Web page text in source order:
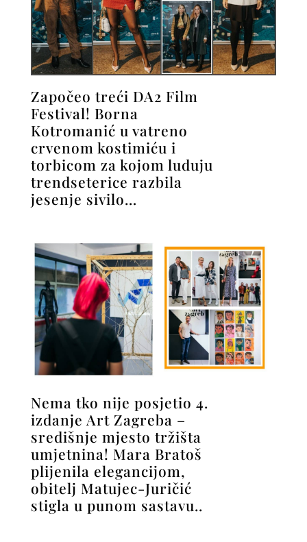
Započeo treći DA2 Film
Festival! Borna
Kotromanić u vatreno
crvenom kostimiću i
torbicom za kojom luduju
trendseterice razbila
jesenje sivilo…
Nema tko nije posjetio 4.
izdanje Art Zagreba –
središnje mjesto tržišta
umjetnina! Mara Bratoš
plijenila elegancijom,
obitelj Matujec-Juričić
stigla u punom sastavu..